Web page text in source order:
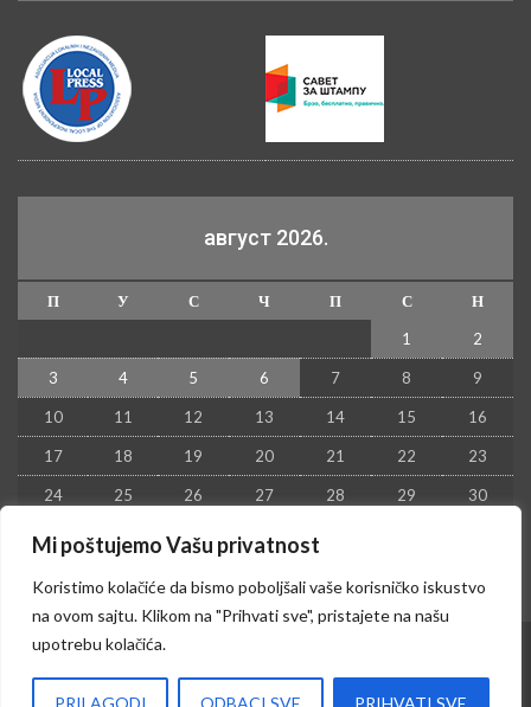
Mi poštujemo Vašu privatnost
Koristimo kolačiće da bismo poboljšali vaše korisničko iskustvo
na ovom sajtu. Klikom na "Prihvati sve", pristajete na našu
upotrebu kolačića.
PRILAGODI ODBACI SVE PRIHVATI SVE
август 2026.
П У С Ч П С
Н
1
2
3 4 5 6 7 8 9
10 11 12 13 14 15 16
17 18 19 20 21 22 23
24 25 26 27 28 29 30
31
Izrada sajta i hosting:Hosting-Srbija